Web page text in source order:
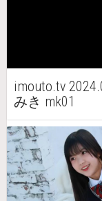
imouto.tv
みき mk01